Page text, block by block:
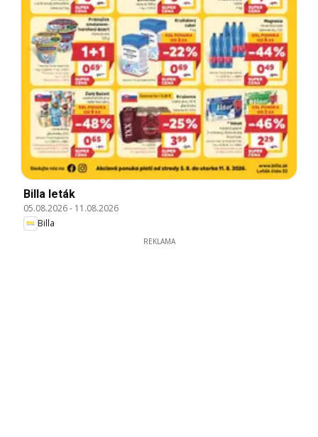
Billa leták
05.08.2026- 11.08.2026
Billa
REKLAMA